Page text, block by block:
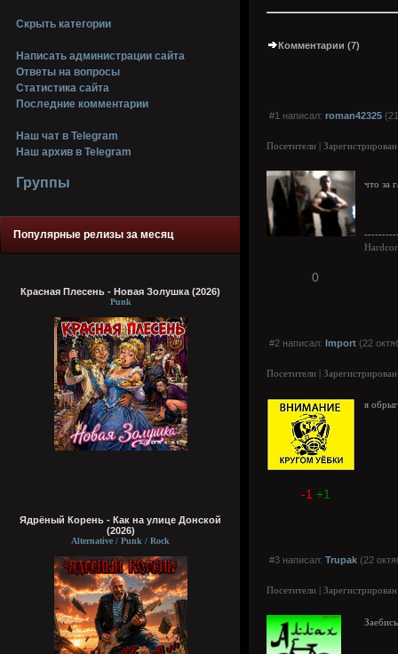
Скрыть категории
Написать администрации сайта
Ответы на вопросы
Статистика сайта
Последние комментарии
Наш чат в Telegram
Наш архив в Telegram
Группы
Популярные релизы за месяц
Красная Плесень - Новая Золушка (2026)
Punk
Ядрёный Корень - Как на улице Донской
(2026)
Alternative / Punk / Rock
Комментарии (7)
#1 написал: roman42325
Посетители |
что за
0
#2 написал: Import (22
Посетители |
я
-1 +1
#3 написал: Trupak (22
Посетители |